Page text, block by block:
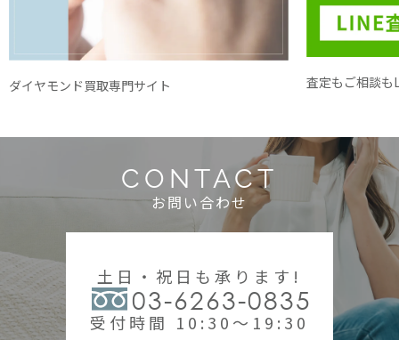
ダイヤモンド買取専門サイト 査定もご相談も
CONTACT
お問い合わせ
土日・祝日も承ります!
03-6263-0835
受付時間 10:30～19:30